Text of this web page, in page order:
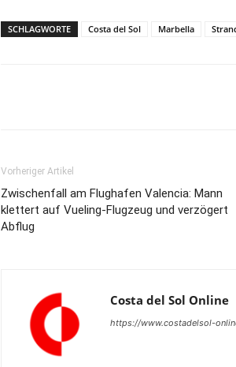
SCHLAGWORTE Costa del Sol Marbella
Vorheriger Artikel
Zwischenfall am Flughafen Valencia: Mann
klettert auf Vueling-Flugzeug und verzögert
Abflug
Costa del Sol Online
https://www.costadelsol-